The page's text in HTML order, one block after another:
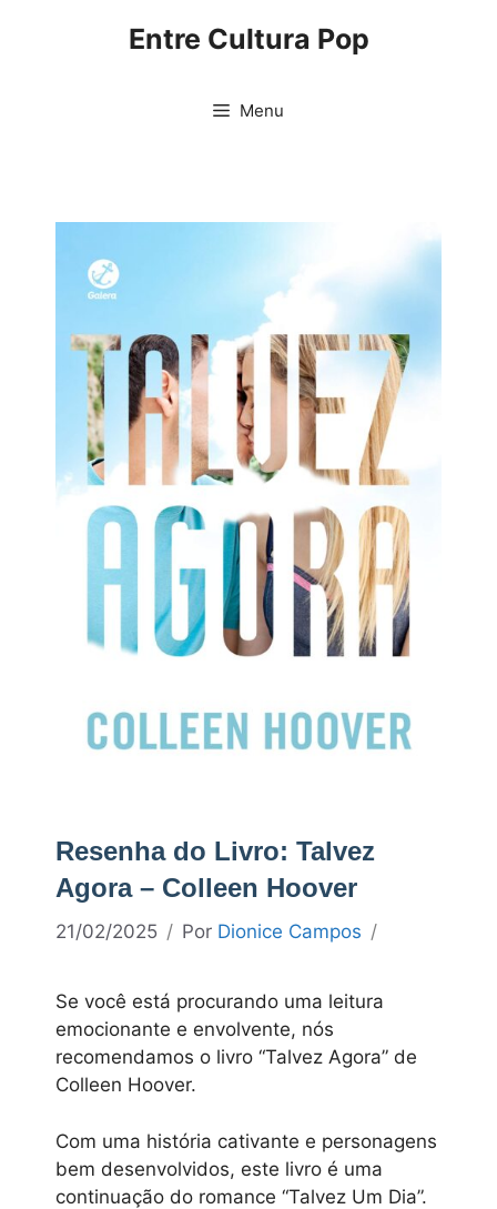
Entre Cultura Pop
Menu
Resenha do Livro: Talvez
Agora – Colleen Hoover
21/02/2025 Por Dionice Campos
Se você está procurando uma leitura
emocionante e envolvente, nós
recomendamos o livro “Talvez Agora” de
Colleen Hoover.
Com uma história cativante e personagens
bem desenvolvidos, este livro é uma
continuação do romance “Talvez Um Dia”.